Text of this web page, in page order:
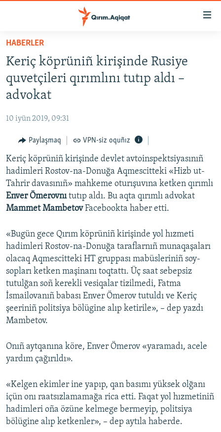
Esas
qaytmaq
Baş
navigatsiyağa
qaytmaq
Qıdıruvğa
qaytmaq
HABERLER
SİYASET
İQTİSADİYAT
MEDENİYET
İNSAN AQLARI
VİDEO
SÜRET
BLOGLAR
FİKİR
Русский
Українською
QOŞULIÑIZ!
HABERLER
Keriç köprüniñ kirişinde Rusiye
quvetçileri qırımlını tutıp aldı –
advokat
10 iyün 2019, 09:31
Paylaşmaq VPN-siz oquñız
Keriç köprüniñ kirişinde devlet avtoinspektsiyasınıñ
hadimleri Rostov-na-Donuğa Aqmescitteki «Hizb ut-
Tahrir davasınıñ» mahkeme oturışuvına ketken qırımlı
Enver Ömerovnıtutıp aldı. Bu aqta qırımlı advokat
Mammet MambetovFacebookta haber etti.
«Bugün gece Qırım köprüniñ kirişinde yol hızmeti
hadimleri Rostov-na-Donuğa taraflarnıñ munaqaşaları
olacaq Aqmescitteki HT gruppası mabüsleriniñ soy-
sopları ketken maşinanı toqtattı. Üç saat sebepsiz
tutulğan soñ kerekli vesiqalar tizilmedi, Fatma
İsmailovanıñ babası Enver Ömerov tutuldı ve Keriç
şeeriniñ politsiya bölügine alıp ketirile», – dep yazdı
Mambetov.
Onıñ aytqanına köre, Enver Ömerov «yaramadı, acele
yardım çağırıldı».
«Kelgen ekimler ine yapıp, qan basımı yüksek olğanı
içün onı raatsızlamamağa rica etti. Faqat yol hızmetiniñ
hadimleri oña özüne kelmege bermeyip, politsiya
bölügine alıp ketkenler», – dep aytıla haberde.